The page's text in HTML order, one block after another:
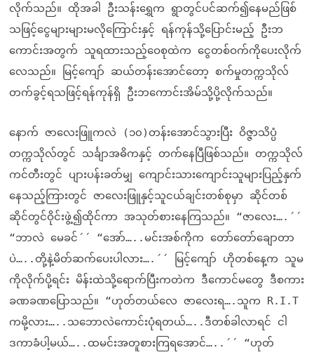
လိုက်သည်။ ထိုအခါ ဦးသန်းရွှေက ရွာတွင်ပင်ဆက်၍နေမည်ဖြစ်
သဖြင့်ငွေများများမလိုကြောင်းနှင့် ရန်ကုန်သို့ပြောင်းမည့် ဦးဘ
ကောင်းအတွက် သူရထားသည့်ဝေစုထဲက ငွေတစ်ဝက်ကိုပေးလိုက်
လေသည်။ မြင့်ကျော် ဆယ်တန်းအောင်တော့ စက်မှုတက္ကသိုလ်
တက်ခွင့်ရသဖြင့်ရန်ကုန်ရှိ ဦးဘကောင်းအိမ်သို့ပို့လိုက်သည်။
နောက် ဇာလေးဖြူကလဲ (၁၀)တန်းအောင်သွားပြီး ဝိဇ္ဇာသိပ္ပံ
တက္ကသိုလ်တွင် သင်္ချာအဓိကနှင့် တက်နေပြီဖြစ်သည်။ တက္ကသိုလ်
ကင်တီးတွင် ပျားပန်းခတ်မျှ ကျောင်းသားကျောင်းသူများပြည့်နှက်
နေသည့်ကြားတွင် ဇာလေးဖြူနှင့်သူငယ်ချင်းတစ်စုမှာ ဆိုင်တစ်
ဆိုင်တွင်ဝိုင်းဖွဲ့၍ထိုင်ကာ အသုတ်စားနေကြသည်။ “ဇာလေး….´´
“ဘာလဲ မေခင်´´ “အော်…..မင်းအစ်ကိုက တော်တော်ချောတာ
ပဲ…..တို့နဲ့မိတ်ဆက်ပေးပါလား….´´ မြင့်ကျော် ဟိုတစ်နေ့က သူမ
ကိုလိုက်ပို့ရင်း မိန်းထဲသို့ရောက်ပြီးကတဲက ဒီကောင်မတွေ ဒီစကား
ခဏခဏပြောသည်။ “ဟုတ်တယ်လေ ဇာလေးရ….သူက R.I.T
ကမို့လား…..သဘောလဲကောင်းပုံရတယ်…..ဒီတစ်ခါလာရင် ငါ
ဒကာခံပါ့မယ်…..ထမင်းအတူစားကြရအောင်…..´´ “ဟုတ်